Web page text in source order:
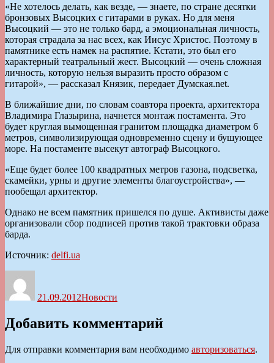
«Не хотелось делать, как везде, — знаете, по стране десятки
бронзовых Высоцких с гитарами в руках. Но для меня
Высоцкий — это не только бард, а эмоциональная личность,
которая страдала за нас всех, как Иисус Христос. Поэтому в
памятнике есть намек на распятие. Кстати, это был его
характерный театральный жест. Высоцкий — очень сложная
личность, которую нельзя выразить просто образом с
гитарой», — рассказал Князик, передает Думская.net.
В ближайшие дни, по словам соавтора проекта, архитектора
Владимира Глазырина, начнется монтаж постамента. Это
будет круглая вымощенная гранитом площадка диаметром 6
метров, символизирующая одновременно сцену и бушующее
море. На постаменте высекут автограф Высоцкого.
«Еще будет более 100 квадратных метров газона, подсветка,
скамейки, урны и другие элементы благоустройства», —
пообещал архитектор.
Однако не всем памятник пришелся по душе. Активисты даже
организовали сбор подписей против такой трактовки образа
барда.
Источник: delfi.ua
21.09.2012Новости
Добавить комментарий
Для отправки комментария вам необходимо авторизоваться.